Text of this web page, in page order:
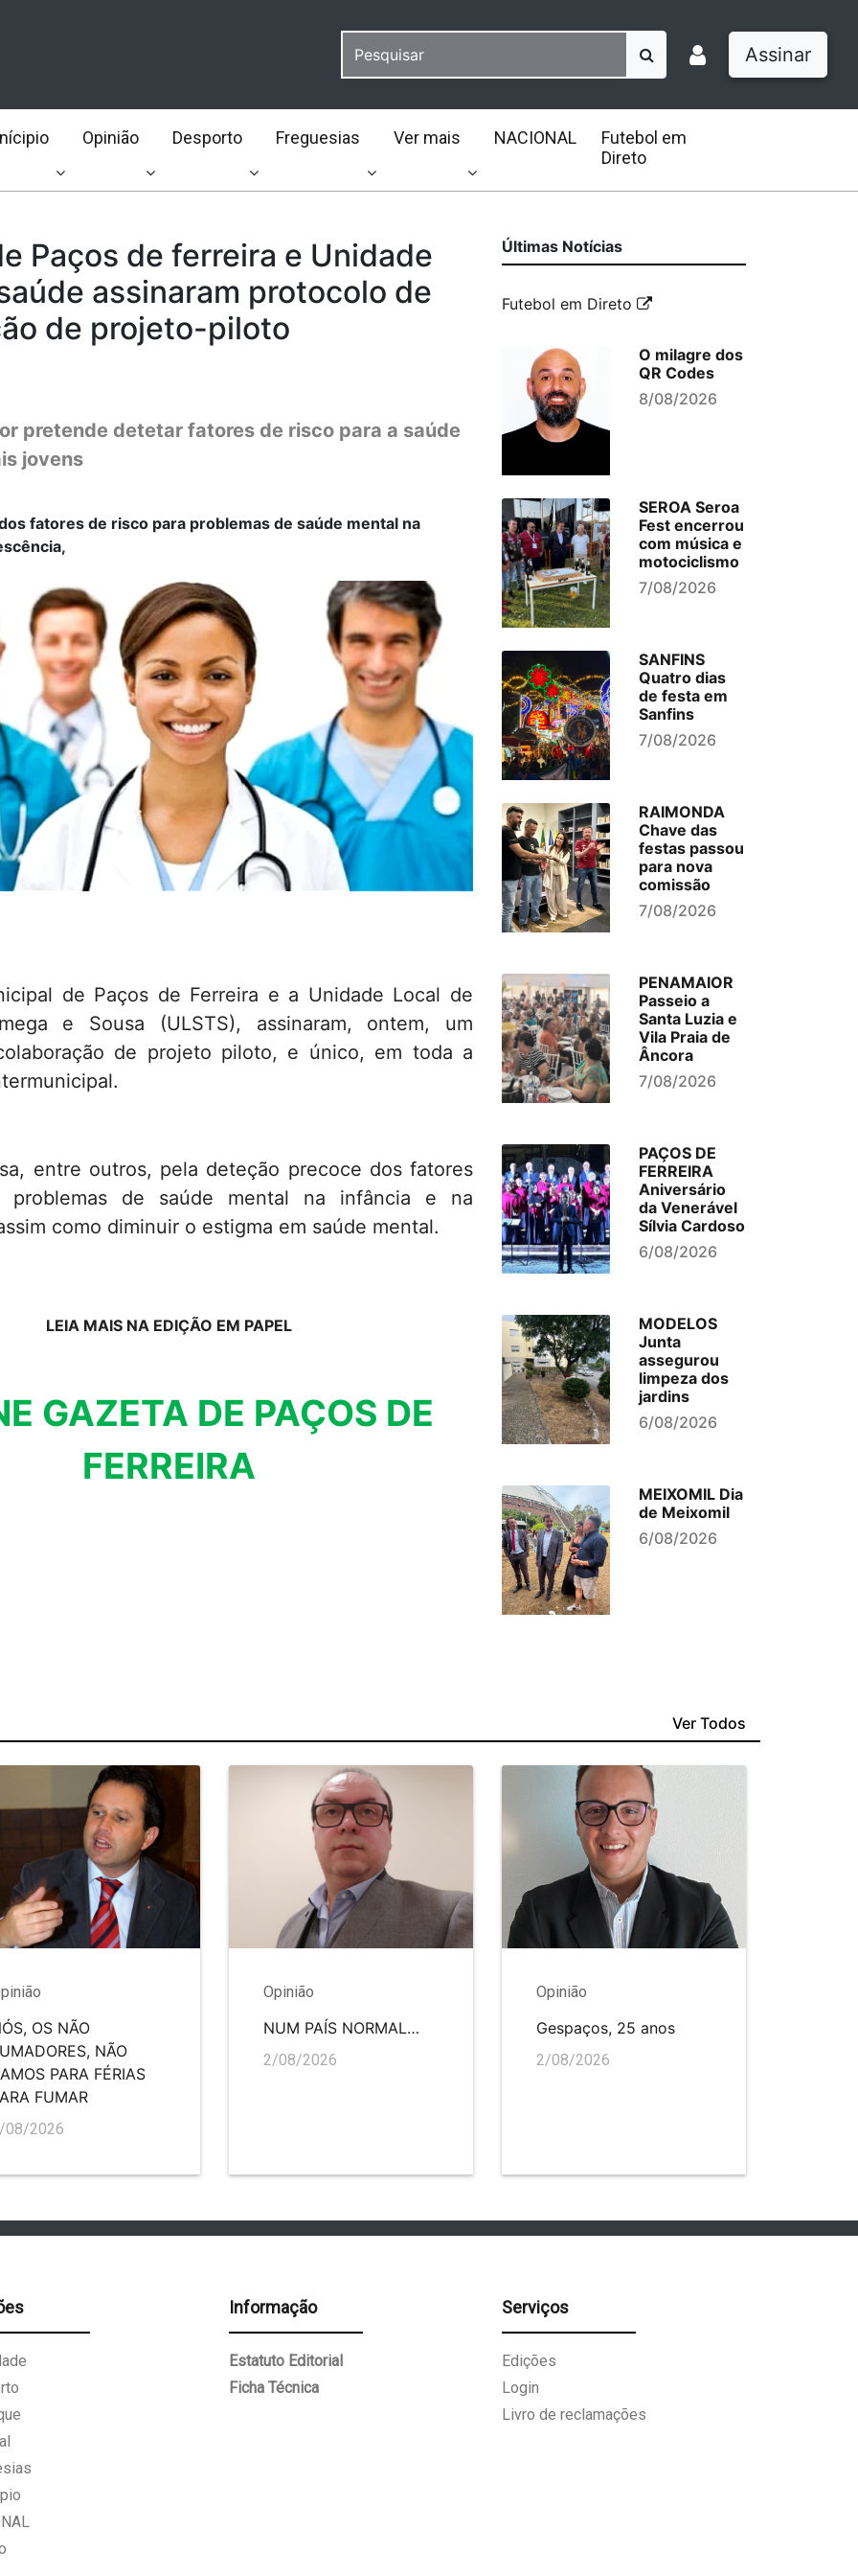
Assinar
Opinião Desporto Freguesias Ver mais NACIONAL
Futebol em
Direto
Paços de ferreira e Unidade
assinaram protocolo de
de projeto-piloto
pretende detetar fatores de risco para a saúde
jovens
fatores de risco para problemas de saúde mental na
de Paços de Ferreira e a Unidade Local de
e Sousa (ULSTS), assinaram, ontem, um
de projeto piloto, e único, em toda a
entre outros, pela deteção precoce dos fatores
problemas de saúde mental na infância e na
como diminuir o estigma em saúde mental.
LEIA MAIS NA EDIÇÃO EM PAPEL
GAZETA DE PAÇOS DE
FERREIRA
Últimas Notícias
Futebol em Direto
O milagre dos
QR Codes
8/08/2026
SEROA Seroa
Fest encerrou
com música e
motociclismo
7/08/2026
SANFINS
Quatro dias
de festa em
Sanfins
7/08/2026
RAIMONDA
Chave das
festas passou
para nova
comissão
7/08/2026
PENAMAIOR
Passeio a
Santa Luzia e
Vila Praia de
Âncora
7/08/2026
PAÇOS DE
FERREIRA
Aniversário
da Venerável
Sílvia Cardoso
6/08/2026
MODELOS
Junta
assegurou
limpeza dos
jardins
6/08/2026
MEIXOMIL Dia
de Meixomil
6/08/2026
Ver Todos
OS NÃO
NÃO
PARA FÉRIAS
FUMAR
08/2026
Opinião
NUM PAÍS NORMAL…
2/08/2026
Opinião
Gespaços, 25 anos
2/08/2026
Informação
Estatuto Editorial
Ficha Técnica
Serviços
Edições
Login
Livro de reclamações